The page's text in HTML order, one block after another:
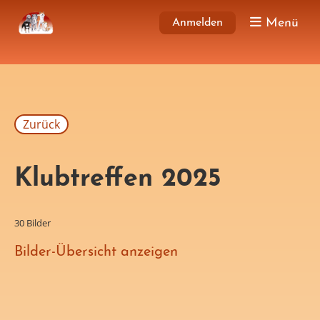
Anmelden Menü
Zurück
Klubtreffen 2025
30 Bilder
Bilder-Übersicht anzeigen